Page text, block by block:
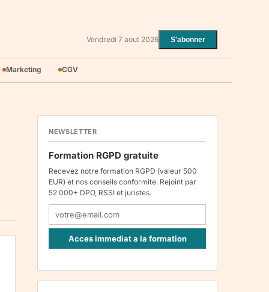
Vendredi 7 aout 2026 S'abonner
Marketing CGV
NEWSLETTER
Formation RGPD gratuite
Recevez notre formation RGPD (valeur 500
EUR) et nos conseils conformite. Rejoint par
52 000+ DPO, RSSI et juristes.
Acces immediat a la formation
1107, Vilnius, LT-05120, Lituanie. Finalite :
inscription a la newsletter et reception de nos